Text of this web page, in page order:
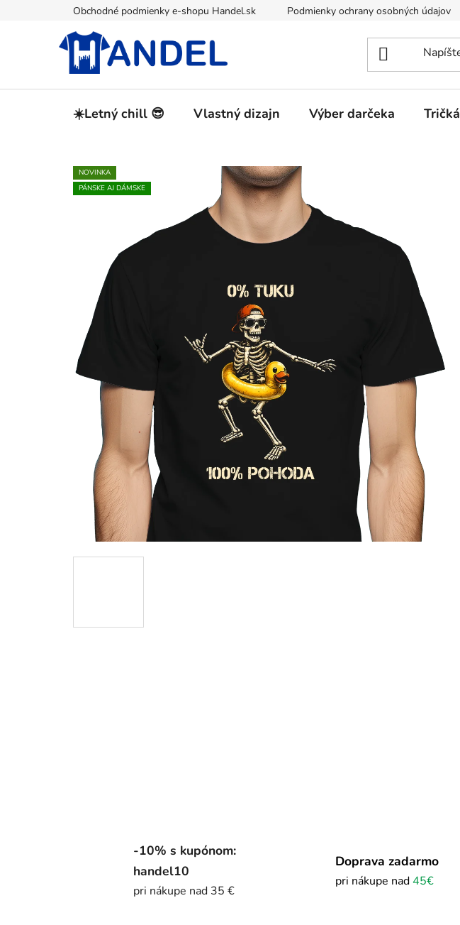
Obchodné podmienky e-shopu Handel.sk Podmienky ochrany osobných údajov
☀️Letný chill 😎 Vlastný dizajn Výber darčeka Tričká
NOVINKA
PÁNSKE AJ DÁMSKE
-10% s kupónom:
handel10
pri nákupe nad 35 €
Doprava zadarmo
pri nákupe nad45€